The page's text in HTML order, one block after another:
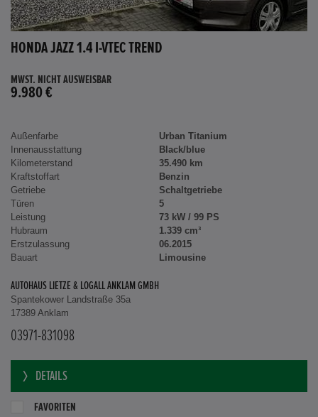
HONDA JAZZ 1.4 I-VTEC TREND
MWST. NICHT AUSWEISBAR
9.980 €
Außenfarbe
Urban Titanium
Innenausstattung
Black/blue
Kilometerstand
35.490 km
Kraftstoffart
Benzin
Getriebe
Schaltgetriebe
Türen
5
Leistung
73 kW / 99 PS
Hubraum
1.339 cm³
Erstzulassung
06.2015
Bauart
Limousine
AUTOHAUS LIETZE & LOGALL ANKLAM GMBH
Spantekower Landstraße 35a
17389 Anklam
03971-831098
DETAILS
FAVORITEN